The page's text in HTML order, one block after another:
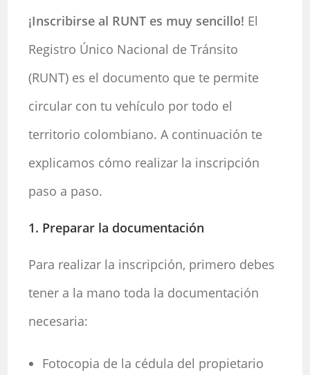
¡Inscribirse al RUNT es muy sencillo! El
Registro Único Nacional de Tránsito
(RUNT) es el documento que te permite
circular con tu vehículo por todo el
territorio colombiano. A continuación te
explicamos cómo realizar la inscripción
paso a paso.
1. Preparar la documentación
Para realizar la inscripción, primero debes
tener a la mano toda la documentación
necesaria:
Fotocopia de la cédula del propietario